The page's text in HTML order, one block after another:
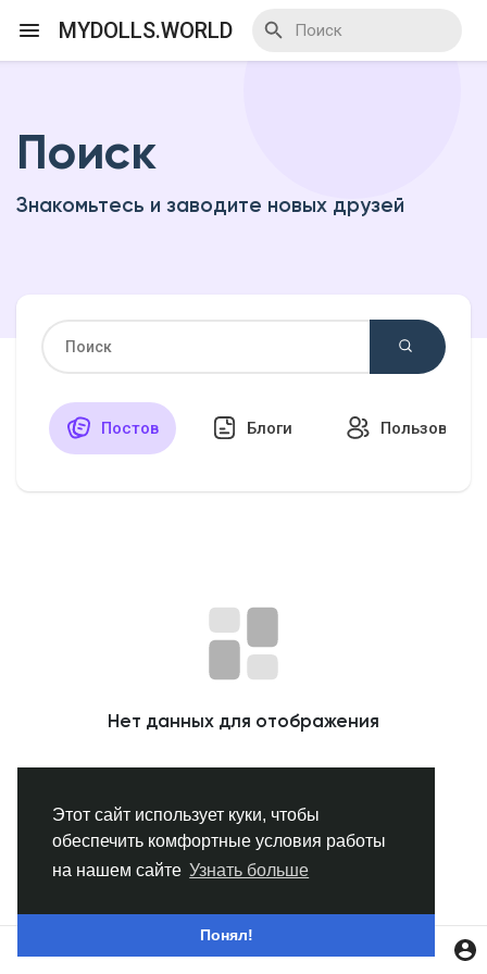
Этот сайт использует куки, чтобы
обеспечить комфортные условия работы
на нашем сайте Узнать больше
Понял!
MYDOLLS.WORLD
Я организатор
Смотреть Базар
Популярные посты
Найти сообщения
Поиск
Знакомьтесь и заводите новых друзей
Постов Блоги
Нет данных для отображения